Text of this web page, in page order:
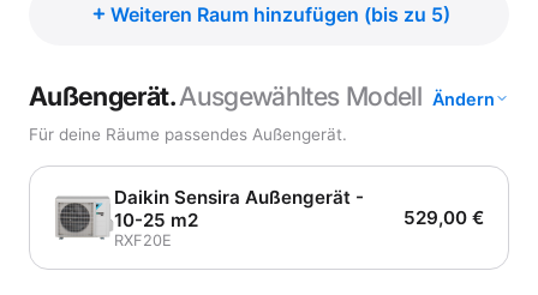
Weiteren Raum hinzufügen (bis zu 5)
Außengerät.Ausgewähltes Modell Ändern
Für deine Räume passendes Außengerät.
Daikin Sensira Außengerät -
10-25 m2
RXF20E
529,00 €